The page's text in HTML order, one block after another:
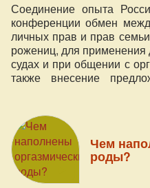
Соединение опыта
конференции обмен
личных прав и прав
рожениц, для применения
судах и при общении с
также внесение
Чем
роды?